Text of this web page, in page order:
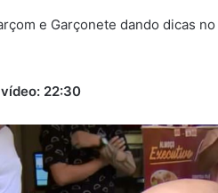
e Garçonete dando dicas
22:30